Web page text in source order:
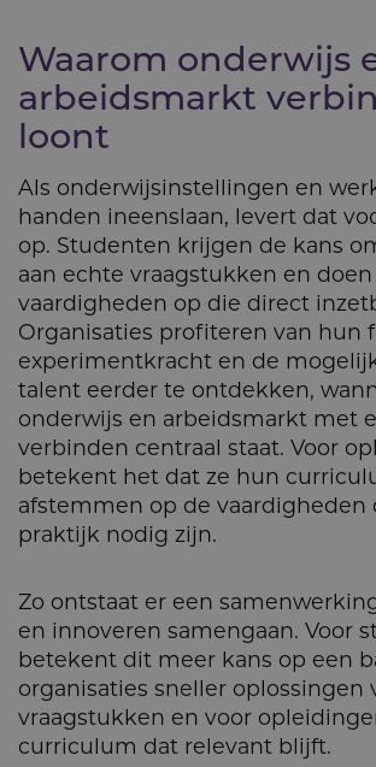
Waarom onderwijs
arbeidsmarkt
loont
Als onderwijsinstellingen en
handen ineenslaan, levert dat
op. Studenten krijgen de kans
aan echte vraagstukken en doen
vaardigheden op die direct
Organisaties profiteren van hun
experimentkracht en de
talent eerder te ontdekken,
onderwijs en arbeidsmarkt met
verbinden centraal staat. Voor
betekent het dat ze hun
afstemmen op de vaardigheden
praktijk nodig zijn.
Zo ontstaat er een
en innoveren samengaan. Voor
betekent dit meer kans op een
organisaties sneller oplossingen
vraagstukken en voor
curriculum dat relevant blijft.